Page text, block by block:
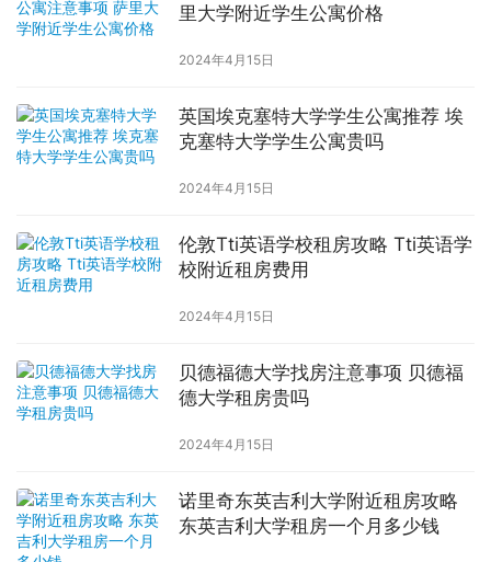
里大学附近学生公寓价格
2024年4月15日
英国埃克塞特大学学生公寓推荐 埃
克塞特大学学生公寓贵吗
2024年4月15日
伦敦Tti英语学校租房攻略 Tti英语学
校附近租房费用
2024年4月15日
贝德福德大学找房注意事项 贝德福
德大学租房贵吗
2024年4月15日
诺里奇东英吉利大学附近租房攻略
东英吉利大学租房一个月多少钱